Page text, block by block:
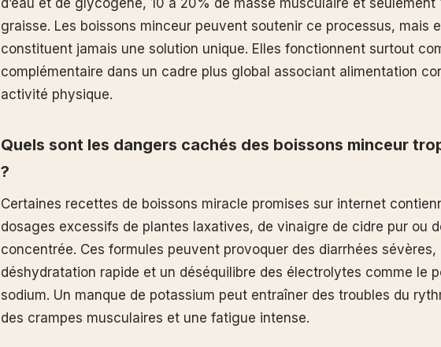
d’eau et de glycogène, 10 à 20% de masse musculaire et seulement
graisse. Les boissons minceur peuvent soutenir ce processus, mais
constituent jamais une solution unique. Elles fonctionnent surtout
complémentaire dans un cadre plus global associant alimentation
activité physique.
Quels sont les dangers cachés des boissons minceur
?
Certaines recettes de boissons miracle promises sur internet
dosages excessifs de plantes laxatives, de vinaigre de cidre pur ou
concentrée. Ces formules peuvent provoquer des diarrhées sévères,
déshydratation rapide et un déséquilibre des électrolytes comme le
sodium. Un manque de potassium peut entraîner des troubles du
des crampes musculaires et une fatigue intense.